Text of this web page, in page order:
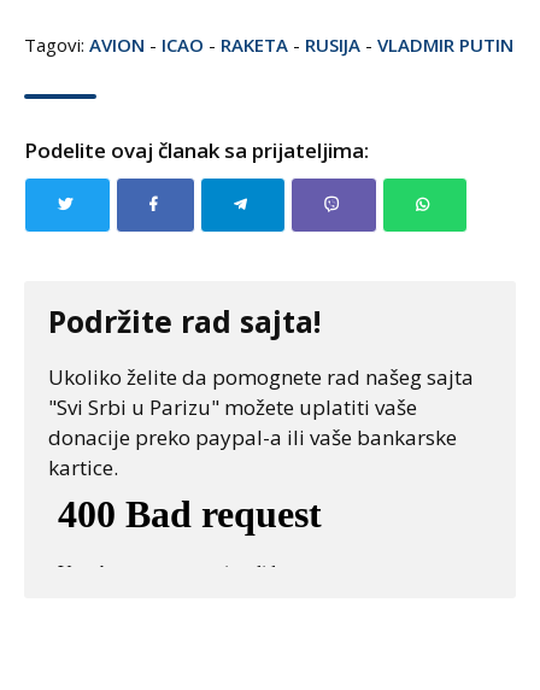
Tagovi: AVION - ICAO - RAKETA - RUSIJA - VLADMIR PUTIN
Podelite ovaj članak sa prijateljima:
Podržite rad sajta!
Ukoliko želite da pomognete rad našeg sajta
"Svi Srbi u Parizu" možete uplatiti vaše
donacije preko paypal-a ili vaše bankarske
kartice.